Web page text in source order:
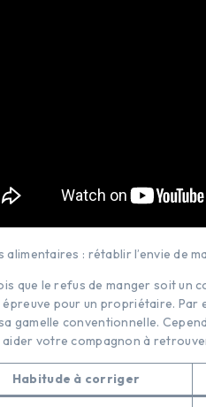
alimentaires : rétablir l’envie de
que le refus de manger soit un
pour un propriétaire. Par
gamelle conventionnelle.
votre compagnon à
Habitude à corriger